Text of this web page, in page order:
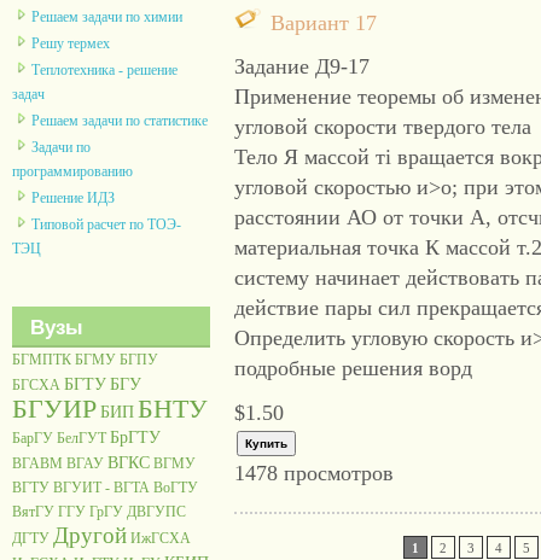
Решаем задачи по химии
Решу термех
Теплотехника - решение
задач
Решаем задачи по статистике
Задачи по
программированию
Решение ИДЗ
Типовой расчет по ТОЭ-
ТЭЦ
Вузы
БГМПТК БГМУ БГПУ
БГСХА БГТУБГУ
БГУИРБИПБНТУ
БарГУ БелГУТ БрГТУ
ВГАВМ ВГАУ ВГКС ВГМУ
ВГТУ ВГУИТ - ВГТА ВоГТУ
ВятГУ ГГУ ГрГУ ДВГУПС
ДГТУ Другой ИжГСХА
Вариант 17
Задание Д9-17
Применение теоремы об
угловой скорости твердого тела
Тело Я массой тi вращается
угловой скоростью и>о; при
расстоянии АО от точки А,
материальная точка К массой
систему начинает
действие пары сил
Определить угловую скорость
подробные решения ворд
$1.50
1478 просмотров
1 2 3 4 5